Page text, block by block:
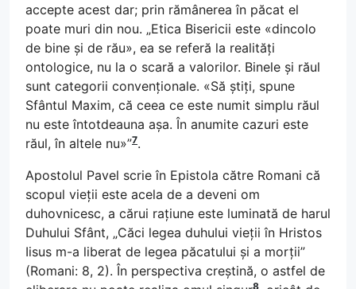
accepte acest dar; prin rămânerea în păcat el
poate muri din nou. „Etica Bisericii este «dincolo
de bine și de rău», ea se referă la realități
ontologice, nu la o scară a valorilor. Binele și răul
sunt categorii convenționale. «Să știți, spune
Sfântul Maxim, că ceea ce este numit simplu răul
nu este întotdeauna așa. În anumite cazuri este
răul, în altele nu»”7.
Apostolul Pavel scrie în Epistola către Romani că
scopul vieții este acela de a deveni om
duhovnicesc, a cărui rațiune este luminată de harul
Duhului Sfânt, „Căci legea duhului vieții în Hristos
Iisus m-a liberat de legea păcatului și a morții”
(Romani: 8, 2). În perspectiva creștină, o astfel de
8